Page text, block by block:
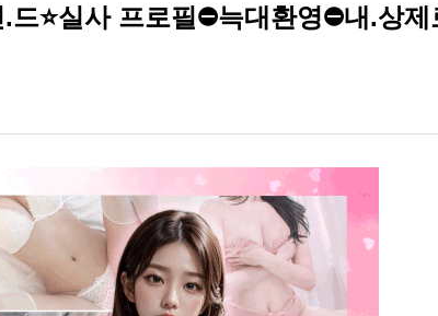
드⭐️실사 프로필⛔늑대환영⛔내.상